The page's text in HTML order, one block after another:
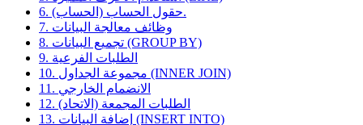
6. حقول الحساب (الحساب).
7. وظائف معالجة البيانات
8. تجميع البيانات (GROUP BY)
9. الطلبات الفرعية
10. مجموعة الجداول (INNER JOIN)
11. الانضمام الخارجي
12. الطلبات المجمعة (الاتحاد)
13. إضافة البيانات (INSERT INTO)